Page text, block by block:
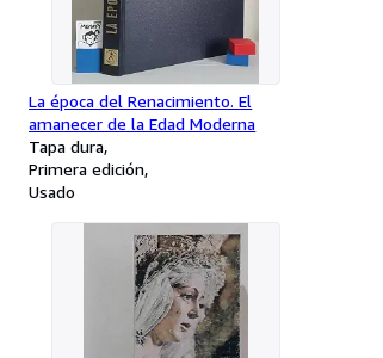
La época del Renacimiento. El
amanecer de la Edad Moderna
Tapa dura
Primera edición
Usado